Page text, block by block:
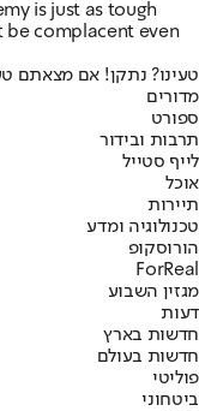
is just as tough
be complacent even
טעינו? נתקן! אם מצאתם
מדורים
ספורט
תרבות ובידור
לייף סטייל
אוכל
תיירות
טכנולוגיה ומדע
הורוסקופ
ForReal
מגזין השבוע
דעות
חדשות בארץ
חדשות בעולם
פוליטי
ביטחוני